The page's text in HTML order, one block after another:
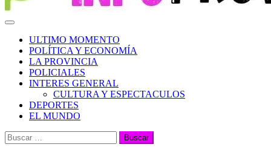
ULTIMO MOMENTO
POLÍTICA Y ECONOMÍA
LA PROVINCIA
POLICIALES
INTERES GENERAL
CULTURA Y ESPECTACULOS
DEPORTES
EL MUNDO
Buscar: